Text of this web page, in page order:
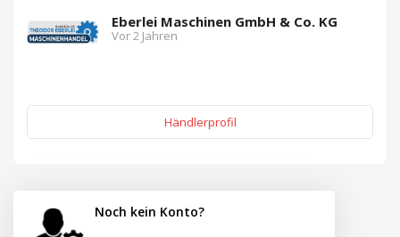
Eberlei Maschinen GmbH & Co. KG
Vor 2 Jahren
Händlerprofil
Noch kein Konto?